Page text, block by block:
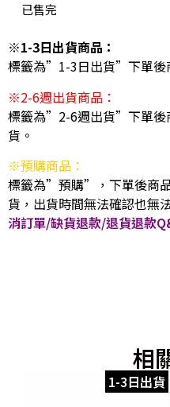
已售完
※1-3日出貨商品：
標籤為”1-3日出貨”下單後
※2-6週出貨商品：
標籤為”2-6週出貨”下單後
貨。
※預購商品：
標籤為”預購”，下單後商
貨，出貨時間無法確認也無
消訂單/缺貨退款/退貨退款
相
1-3日出貨